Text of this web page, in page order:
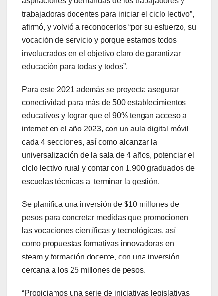
trabajadoras docentes para iniciar el ciclo lectivo”,
afirmó, y volvió a reconocerlos “por su esfuerzo, su
vocación de servicio y porque estamos todos
involucrados en el objetivo claro de garantizar
educación para todas y todos”.
Para este 2021 además se proyecta asegurar
conectividad para más de 500 establecimientos
educativos y lograr que el 90% tengan acceso a
internet en el año 2023, con un aula digital móvil
cada 4 secciones, así como alcanzar la
universalización de la sala de 4 años, potenciar el
ciclo lectivo rural y contar con 1.900 graduados de
escuelas técnicas al terminar la gestión.
Se planifica una inversión de $10 millones de
pesos para concretar medidas que promocionen
las vocaciones científicas y tecnológicas, así
como propuestas formativas innovadoras en
steam y formación docente, con una inversión
cercana a los 25 millones de pesos.
“Propiciamos una serie de iniciativas legislativas